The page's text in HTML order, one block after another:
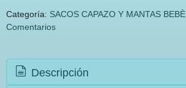
Categoría: SACOS CAPAZO Y MANTAS BEBÈ
Comentarios
Descripción